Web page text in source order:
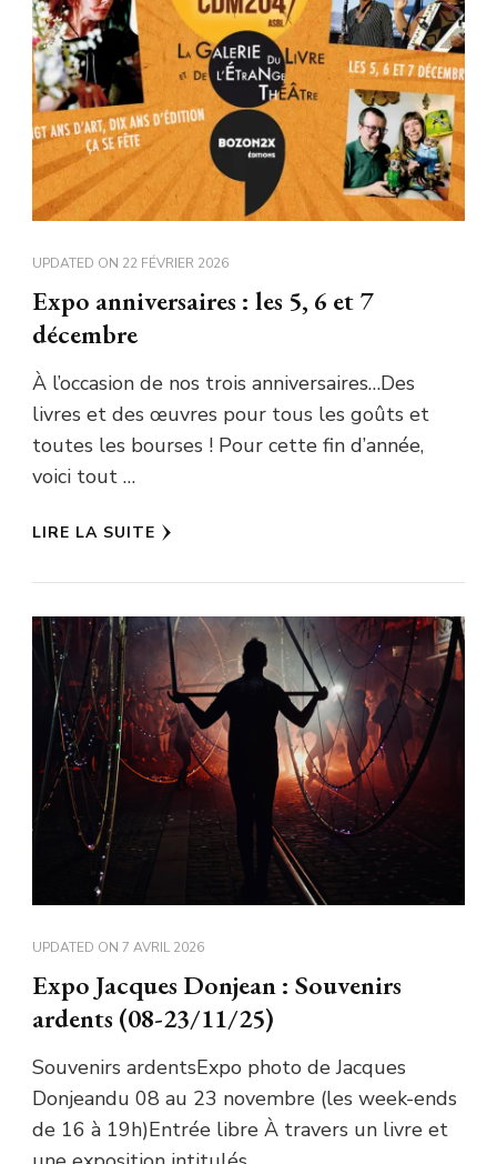
UPDATED ON 22 FÉVRIER 2026
Expo anniversaires : les 5, 6 et 7
décembre
À l’occasion de nos trois anniversaires…Des
livres et des œuvres pour tous les goûts et
toutes les bourses ! Pour cette fin d’année,
voici tout …
LIRE LA SUITE
UPDATED ON 7 AVRIL 2026
Expo Jacques Donjean : Souvenirs
ardents (08-23/11/25)
Souvenirs ardentsExpo photo de Jacques
Donjeandu 08 au 23 novembre (les week-ends
de 16 à 19h)Entrée libre À travers un livre et